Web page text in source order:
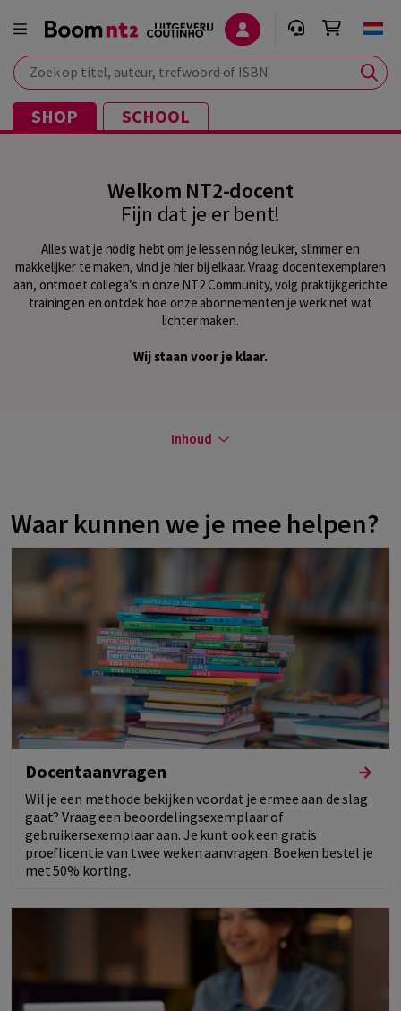
Zoek op titel, auteur, trefwoord of ISBN
SHOP SCHOOL
Welkom NT2-docent
Fijn dat je er bent!
Alles wat je nodig hebt om je lessen nóg leuker, slimmer en
makkelijker te maken, vind je hier bij elkaar. Vraag docentexemplaren
aan, ontmoet collega’s in onze NT2 Community, volg praktijkgerichte
trainingen en ontdek hoe onze abonnementen je werk net wat
lichter maken.
Wij staan voor je klaar.
Inhoud
Waar kunnen we je mee helpen?
Docentaanvragen
Wil je een methode bekijken voordat je ermee aan de slag
gaat? Vraag een beoordelingsexemplaar of
gebruikersexemplaar aan. Je kunt ook een gratis
proeflicentie van twee weken aanvragen. Boeken bestel je
met 50% korting.